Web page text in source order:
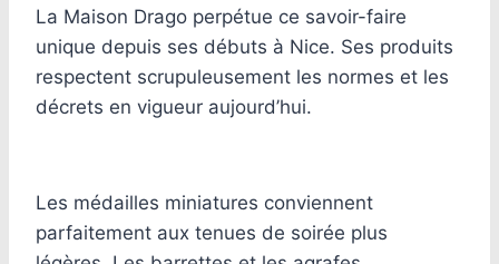
La Maison Drago perpétue ce savoir-faire
unique depuis ses débuts à Nice. Ses produits
respectent scrupuleusement les normes et les
décrets en vigueur aujourd’hui.
Les médailles miniatures conviennent
parfaitement aux tenues de soirée plus